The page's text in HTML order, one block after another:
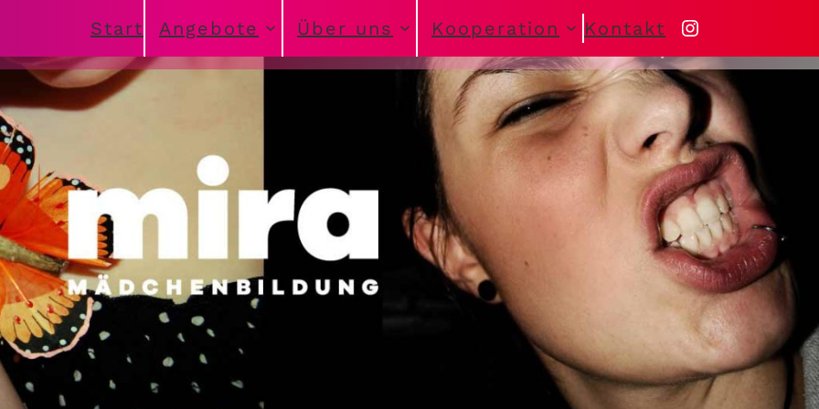
Start Angebote Über uns Kooperation Kontakt Instagram